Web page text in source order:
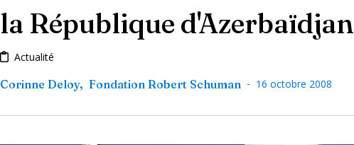
la République d'Azerbaïdjan
Actualité
Corinne Deloy, Fondation Robert Schuman - 16 octobre 2008